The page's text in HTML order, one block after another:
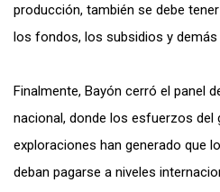
producción, también se debe
los fondos, los subsidios y demás
Finalmente, Bayón cerró el panel
nacional, donde los esfuerzos del
exploraciones han generado que
deban pagarse a niveles